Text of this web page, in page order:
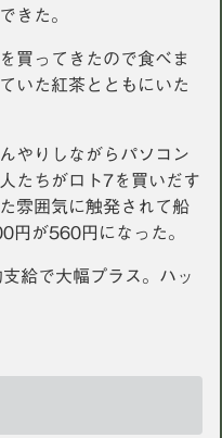
きた。
買ってきたので食べま
いた紅茶とともにいた
やりしながらパソコン
たちがロト7を買いだす
雰囲気に触発されて船
円が560円になった。
給で大幅プラス。ハッ